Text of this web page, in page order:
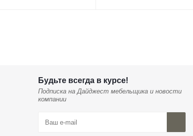
Будьте всегда в курсе!
Подписка на Дайджест мебельщика и новости
компании